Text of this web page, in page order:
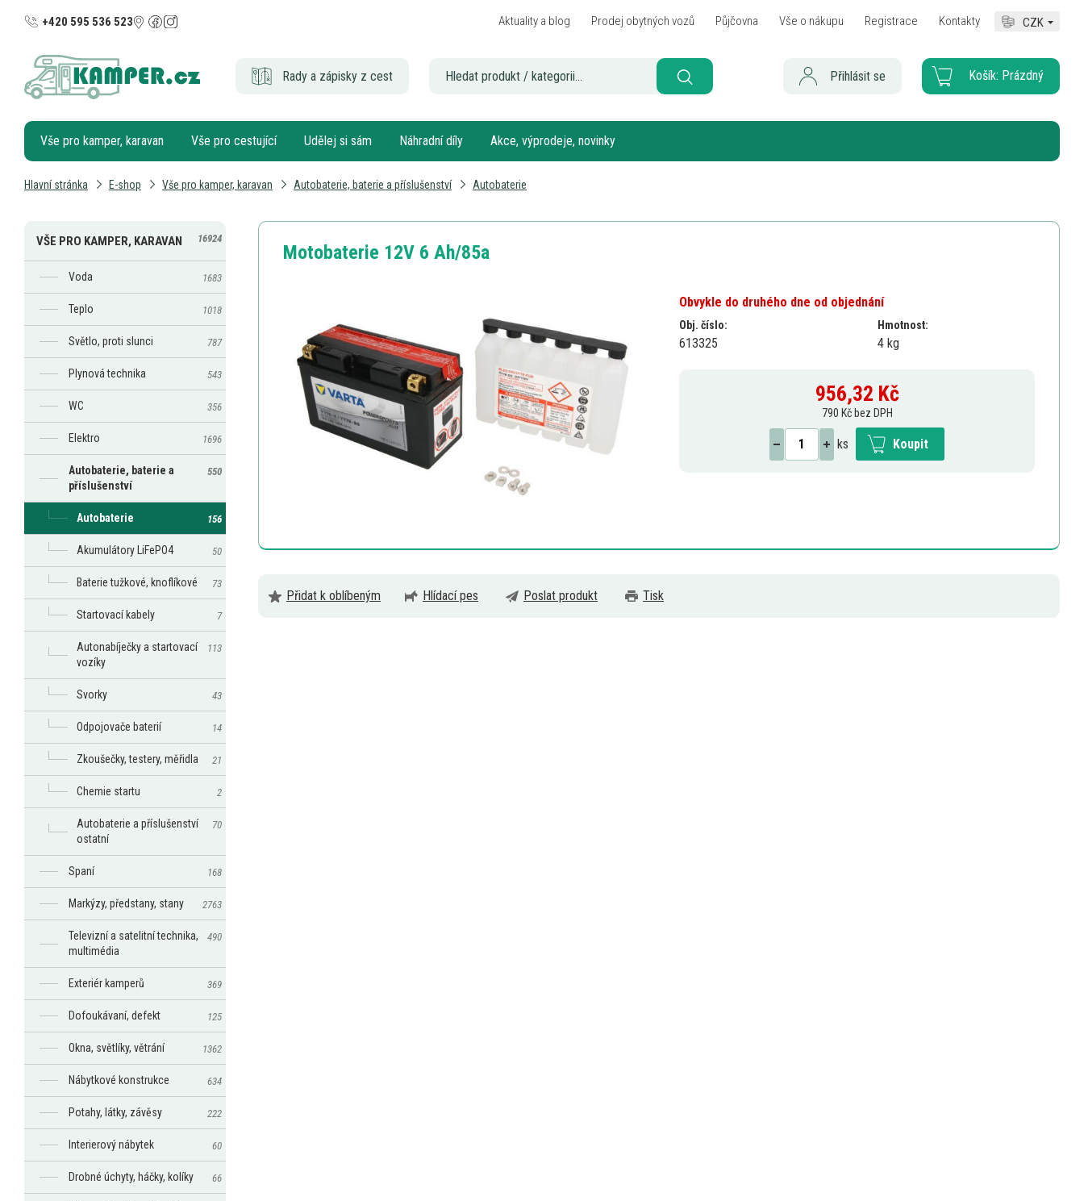
+420 595 536 523 Aktuality a blog Prodej obytných vozů Půjčovna Vše o nákupu Registrace Kontakty CZK
Rady a zápisky z cest Košík: Prázdný
Přihlásit se
Vše pro kamper, karavan Vše pro cestující Udělej si sám Náhradní díly Akce, výprodeje, novinky
Hlavní stránka E-shop Vše pro kamper, karavan Autobaterie, baterie a příslušenství Autobaterie
Motobaterie 12V 6 Ah/85a
Obvykle do druhého dne od objednání
Obj. číslo:
613325
Hmotnost:
4 kg
956,32 Kč
790 Kč bez DPH
ks Koupit
Přidat k oblíbeným Hlídací pes Poslat produkt Tisk
VŠE PRO KAMPER, KARAVAN 16924
Voda 1683
Teplo 1018
Světlo, proti slunci 787
Plynová technika 543
WC 356
Elektro 1696
Autobaterie, baterie a
příslušenství
550
Autobaterie 156
Akumulátory LiFePO4 50
Baterie tužkové, knoflíkové 73
Startovací kabely 7
Autonabíječky a startovací
vozíky
113
Svorky 43
Odpojovače baterií 14
Zkoušečky, testery, měřidla 21
Chemie startu 2
Autobaterie a příslušenství
ostatní
70
Spaní 168
Markýzy, předstany, stany 2763
Televizní a satelitní technika,
multimédia
490
Exteriér kamperů 369
Dofoukávaní, defekt 125
Okna, světlíky, větrání 1362
Nábytkové konstrukce 634
Potahy, látky, závěsy 222
Interierový nábytek 60
Drobné úchyty, háčky, kolíky 66